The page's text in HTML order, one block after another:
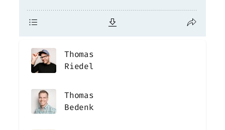
Thomas
Riedel
Thomas
Bedenk